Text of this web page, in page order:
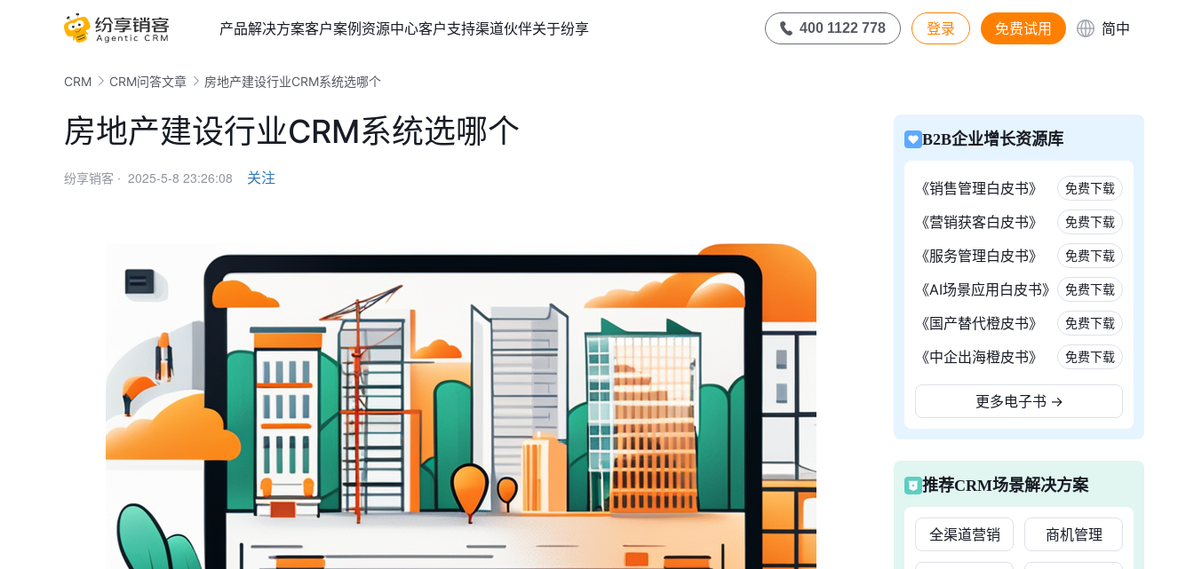
产品解决方案客户案例资源中心客户支持渠道伙伴关于纷享 400 1122 778 登录 免费试用 简中
CRM CRM问答文章 房地产建设行业CRM系统选哪个
房地产建设行业CRM系统选哪个
纷享销客 · 2025-5-8 23:26:08 关注
B2B企业增长资源库
《销售管理白皮书》 免费下载
《营销获客白皮书》 免费下载
《服务管理白皮书》 免费下载
《AI场景应用白皮书》 免费下载
《国产替代橙皮书》 免费下载
《中企出海橙皮书》 免费下载
更多电子书 →
推荐CRM场景解决方案
全渠道营销 商机管理